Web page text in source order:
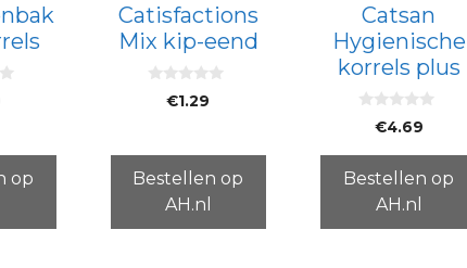
op
Catisfactions
Mix kip-eend
€1.29
Bestellen op
AH.nl
Catsan
Hygienische
korrels plus
5
€4.69
Bestellen op
AH.nl